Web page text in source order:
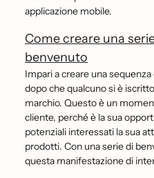
applicazione mobile.
Come creare una
benvenuto
Impari a creare una
dopo che qualcuno si è
marchio. Questo è un
cliente, perché è la sua
potenziali interessati la sua
prodotti. Con una serie di
questa manifestazione di